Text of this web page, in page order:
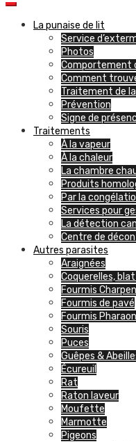
La punaise de lit
Service
Photos
Comportement
Comment
Traitement de
Prévention
Signe de
Traitements
À la vapeur
À la chaleur
La chambre
Produits
Par la
Services pour
La détection
Centre de
Autres parasites
Araignées
Coquerelles,
Fourmis
Fourmis de pavé
Fourmis Pharaon
Souris
Puces
Guêpes &
Écureuil
Rat
Raton laveur
Moufette
Marmotte
Pigeons